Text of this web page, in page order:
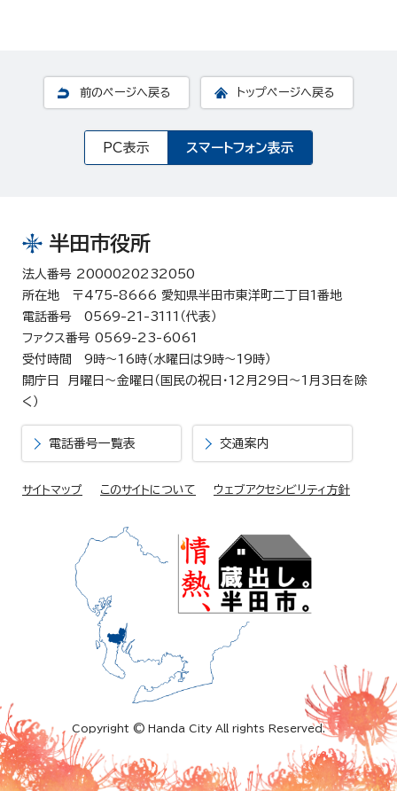
前のページへ戻る トップページへ戻る
PC表示 スマートフォン表示
半田市役所
法人番号 2000020232050
所在地 〒475-8666 愛知県半田市東洋町二丁目1番地
電話番号 0569-21-3111（代表）
ファクス番号 0569-23-6061
受付時間 9時～16時（水曜日は9時～19時）
開庁日 月曜日～金曜日（国民の祝日・12月29日～1月3日を除
く）
電話番号一覧表 交通案内
サイトマップ このサイトについて ウェブアクセシビリティ方針
Copyright © Handa City All rights Reserved.